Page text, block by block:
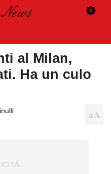
al Milan,
Ha un culo